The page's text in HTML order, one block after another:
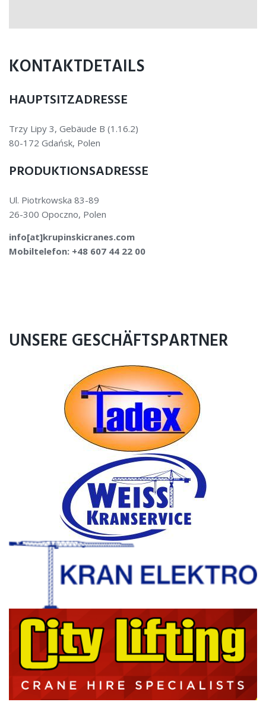
KONTAKTDETAILS
HAUPTSITZADRESSE
Trzy Lipy 3, Gebäude B (1.16.2)
80-172 Gdańsk, Polen
PRODUKTIONSADRESSE
Ul. Piotrkowska 83-89
26-300 Opoczno, Polen
info[at]krupinskicranes.com
Mobiltelefon: +48 607 44 22 00
UNSERE GESCHÄFTSPARTNER